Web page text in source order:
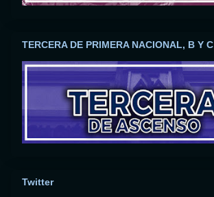
TERCERA DE PRIMERA NACIONAL, B Y C
Twitter